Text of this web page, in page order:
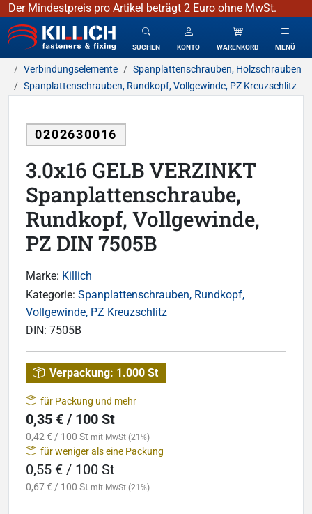
Der Mindestpreis pro Artikel beträgt 2 Euro ohne MwSt.
KILLICH - Verbindungselemente
SUCHEN KONTO WARENKORB MENÜ
Verbindungselemente
Spanplattenschrauben, Holzschrauben
Spanplattenschrauben, Rundkopf, Vollgewinde, PZ Kreuzschlitz
0202630016
3.0x16 GELB VERZINKT
Spanplattenschraube,
Rundkopf, Vollgewinde,
PZ DIN 7505B
Marke: Killich
Kategorie: Spanplattenschrauben, Rundkopf,
Vollgewinde, PZ Kreuzschlitz
DIN: 7505B
Verpackung: 1.000 St
für Packung und mehr
0,35 € / 100 St
0,42 € / 100 St mit MwSt (21%)
für weniger als eine Packung
0,55 € / 100 St
0,67 € / 100 St mit MwSt (21%)